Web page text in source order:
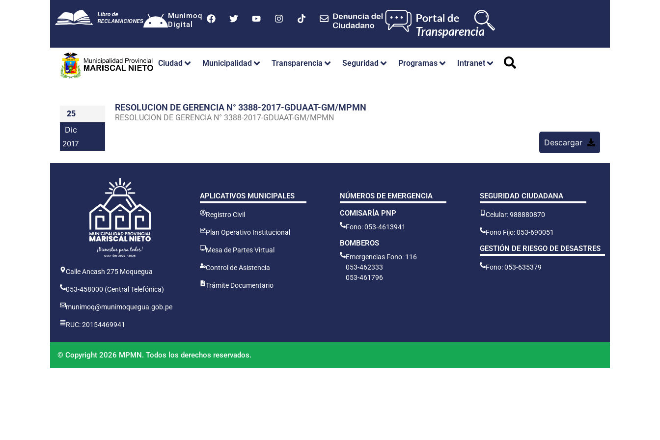
Munimoq
Digital
Ciudad Municipalidad Transparencia Seguridad Programas Intranet
25
Dic
2017
RESOLUCION DE GERENCIA N° 3388-2017-GDUAAT-GM/MPMN
RESOLUCION DE GERENCIA N° 3388-2017-GDUAAT-GM/MPMN
Descargar
Calle Ancash 275 Moquegua
053-458000 (Central Telefónica)
munimoq@munimoquegua.gob.pe
RUC: 20154469941
APLICATIVOS MUNICIPALES
Registro Civil
Plan Operativo Institucional
Mesa de Partes Virtual
Control de Asistencia
Trámite Documentario
NÚMEROS DE EMERGENCIA
COMISARÍA PNP
Fono: 053-4613941
BOMBEROS
Emergencias Fono: 116
053-462333
053-461796
SEGURIDAD CIUDADANA
Celular: 988880870
Fono Fijo: 053-690051
GESTIÓN DE RIESGO DE DESASTRES
Fono: 053-635379
© Copyright 2026 MPMN. Todos los derechos reservados.